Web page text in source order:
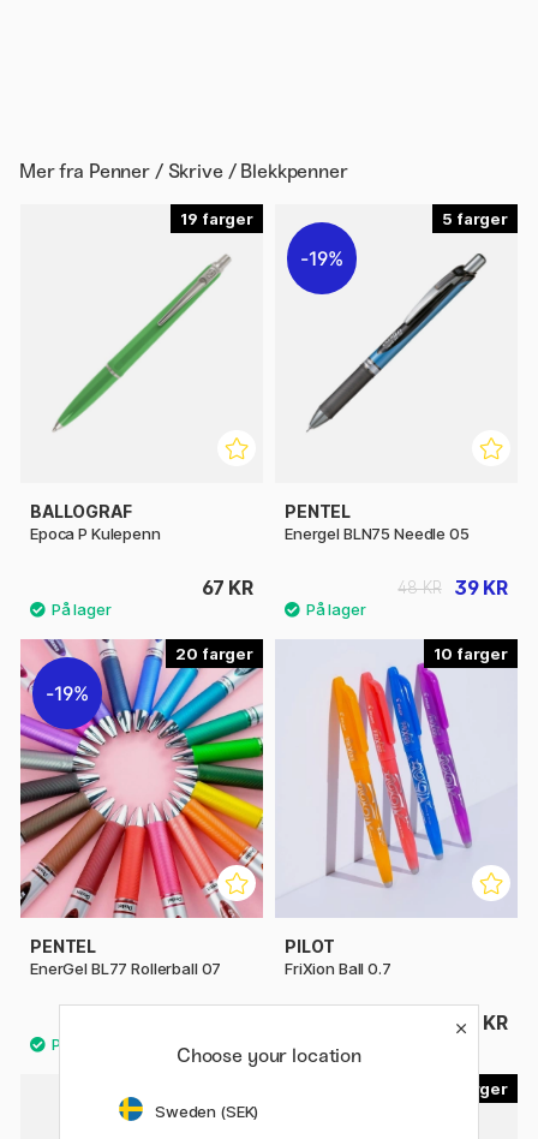
Mer fra Penner / Skrive / Blekkpenner
19
BALLOGRAF
Epoca P Kulepenn
67 KR
5
19%
PENTEL
Energel BLN75 Needle 05
39 KR
48 KR
20
19%
PENTEL
EnerGel BL77 Rollerball 07
10
PILOT
FriXion Ball 0.7
49 KR
Choose your location
Sweden (SEK)